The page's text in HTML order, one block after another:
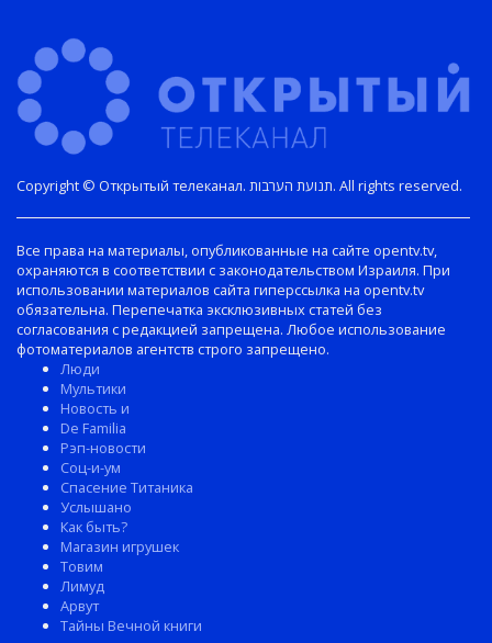
Copyright © Открытый телеканал. תנועת הערבות. All rights reserved.
Все права на материалы, опубликованные на сайте opentv.tv,
охраняются в соответствии с законодательством Израиля. При
использовании материалов сайта гиперссылка на opentv.tv
обязательна. Перепечатка эксклюзивных статей без
согласования с редакцией запрещена. Любое использование
фотоматериалов агентств строго запрещено.
Люди
Мультики
Новость и
De Familia
Рэп-новости
Соц-и-ум
Спасение Титаника
Услышано
Как быть?
Магазин игрушек
Товим
Лимуд
Арвут
Тайны Вечной книги